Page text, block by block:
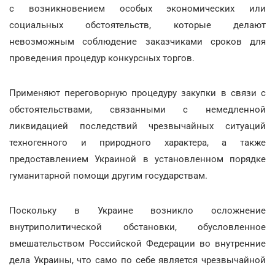
с возникновением особых экономических или
социальных обстоятельств, которые делают
невозможным соблюдение заказчиками сроков для
проведения процедур конкурсных торгов.
Применяют переговорную процедуру закупки в связи с
обстоятельствами, связанными с немедленной
ликвидацией последствий чрезвычайных ситуаций
техногенного и природного характера, а также
предоставлением Украиной в установленном порядке
гуманитарной помощи другим государствам.
Поскольку в Украине возникло осложнение
внутриполитической обстановки, обусловленное
вмешательством Российской Федерации во внутренние
дела Украины, что само по себе является чрезвычайной